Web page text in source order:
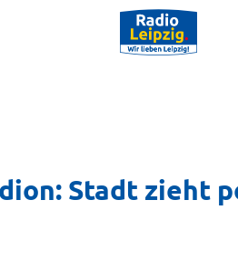
Stadt zieht